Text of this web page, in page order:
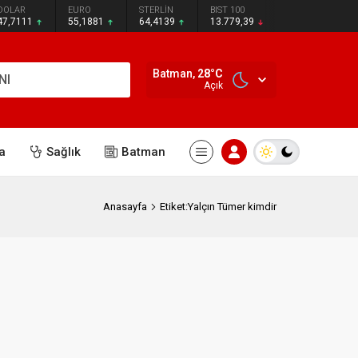
EURO
55,1881
STERLİN
64,4139
BIST 100
13.779,39
Batman, 28°C
Açık
Sağlık Batman
Anasayfa Etiket:Yalçın Tümer kimdir